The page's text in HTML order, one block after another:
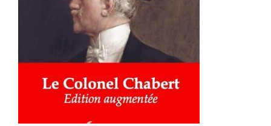
AJOUTER AU PANIER / DÉTAILS